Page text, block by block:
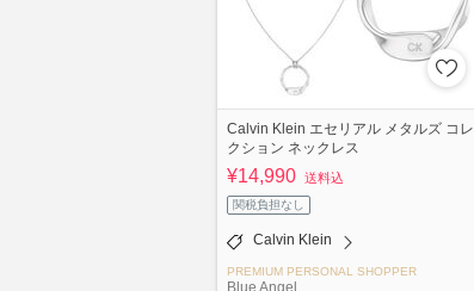
Calvin Klein エセリアル メタルズ コレ
クション ネックレス
¥14,990 送料込
関税負担なし
Calvin Klein
PREMIUM PERSONAL SHOPPER
Blue Angel